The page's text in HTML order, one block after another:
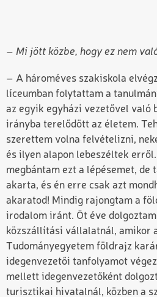
– Mi jött közbe, hogy ez nem
– A hároméves szakiskola
líceumban folytattam a
az egyik egyházi vezetővel való
irányba terelődött az életem.
szerettem volna felvételizni,
és ilyen alapon lebeszéltek
megbántam ezt a lépésemet, de
akarta, és én erre csak azt
akaratod! Mindig rajongtam a
irodalom iránt. Öt éve
közszállítási vállalatnál, amikor
Tudományegyetem földrajz
idegenvezetői tanfolyamot
mellett idegenvezetőként
turisztikai hivatalnál, közben a